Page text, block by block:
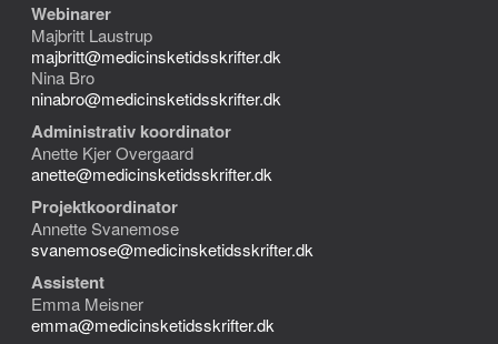
Webinarer
Majbritt Laustrup
majbritt@medicinsketidsskrifter.dk
Nina Bro
ninabro@medicinsketidsskrifter.dk
Administrativ koordinator
Anette Kjer Overgaard
anette@medicinsketidsskrifter.dk
Projektkoordinator
Annette Svanemose
svanemose@medicinsketidsskrifter.dk
Assistent
Emma Meisner
emma@medicinsketidsskrifter.dk